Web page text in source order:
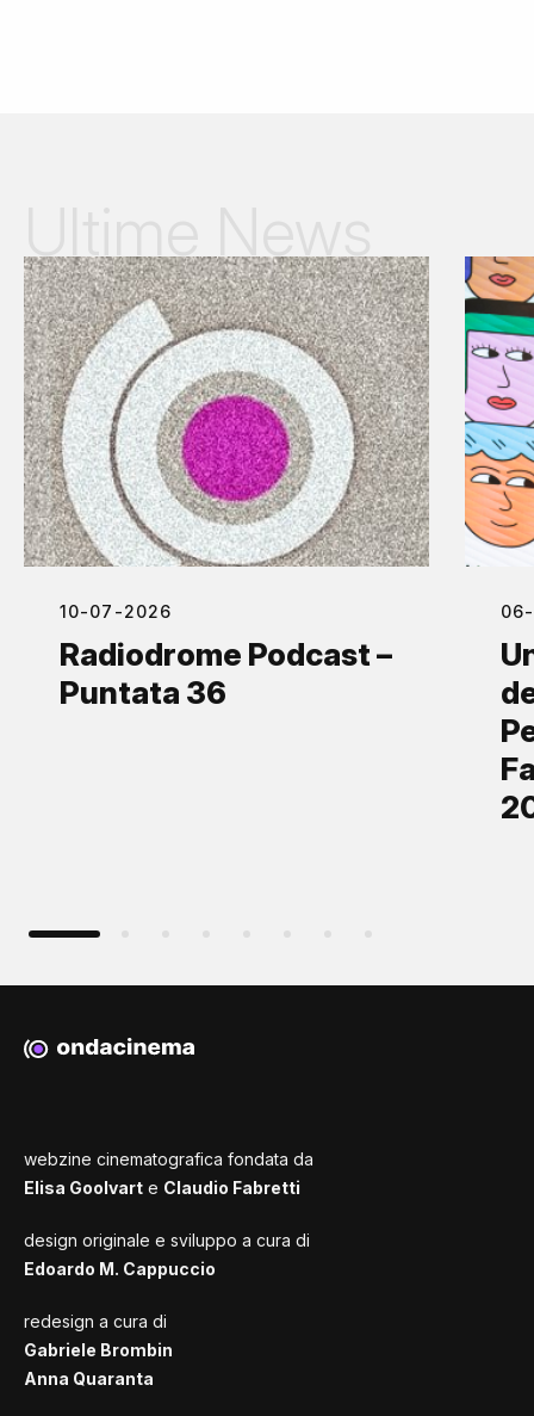
10-07-2026
Radiodrome Podcast –
Puntata 36
webzine cinematografica fondata da
Elisa Goolvart e Claudio Fabretti
design originale e sviluppo a cura di
Edoardo M. Cappuccio
redesign a cura di
Gabriele Brombin
Anna Quaranta